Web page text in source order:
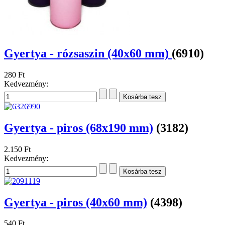
Gyertya - rózsaszin (40x60 mm) (6910)
280 Ft
Kedvezmény:
Gyertya - piros (68x190 mm) (3182)
2.150 Ft
Kedvezmény:
Gyertya - piros (40x60 mm) (4398)